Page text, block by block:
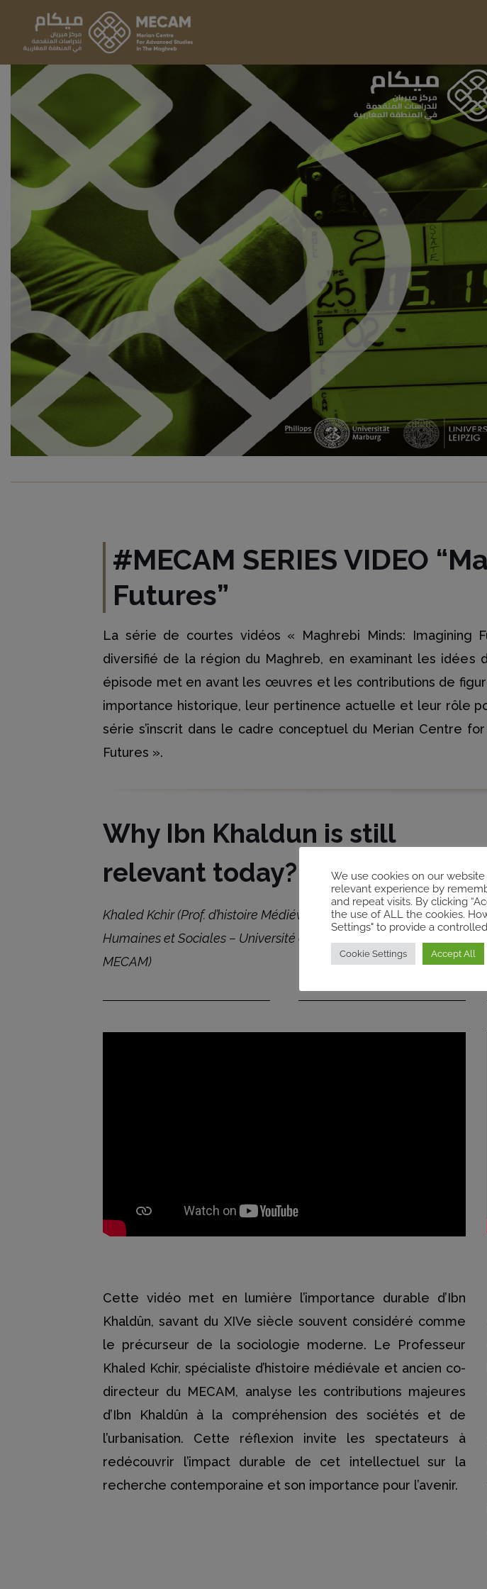
#MECAM SERIES VIDEO
Futures”
La série de courtes vidéos « Maghrebi Minds: Imagining
diversifié de la région du Maghreb, en examinant les idées
épisode met en avant les œuvres et les contributions de
importance historique, leur pertinence actuelle et leur rôle
série s’inscrit dans le cadre conceptuel du Merian Centre
Futures ».
Why Ibn Khaldun is still
relevant today?
Khaled Kchir (Prof. d’histoire Médiévale ; Faculté des Sciences
Humaines et Sociales – Université de Tunis / Directeur du
MECAM)
Cette vidéo met en lumière l’importance durable d’Ibn
Khaldûn, savant du XIVe siècle souvent considéré comme
le précurseur de la sociologie moderne. Le Professeur
Khaled Kchir, spécialiste d’histoire médiévale et ancien co-
directeur du MECAM, analyse les contributions majeures
d’Ibn Khaldûn à la compréhension des sociétés et de
l’urbanisation. Cette réflexion invite les spectateurs à
redécouvrir l’impact durable de cet intellectuel sur la
recherche contemporaine et son importance pour l’avenir.
We use cookies on our
relevant experience by
and repeat visits. By clicking
the use of ALL the cookies.
Settings" to provide a
Cookie Settings Accept All